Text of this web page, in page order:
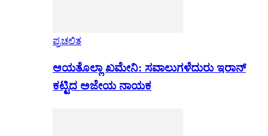
ಪ್ರಚಲಿತ
ಆಯತೊಲ್ಲಾ ಖಮೇನಿ: ಸವಾಲುಗಳೆದುರು ಇರಾನ್
ಕಟ್ಟಿದ ಅಜೇಯ ನಾಯಕ